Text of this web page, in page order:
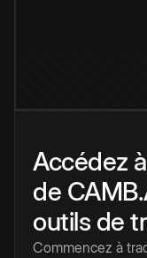
Accédez
de
outils de
Commencez à